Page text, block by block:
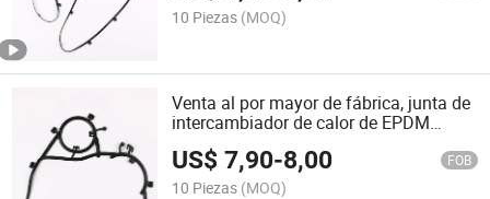
10 Piezas (MOQ)
Venta al por mayor de fábrica, junta de
intercambiador de calor de EPDM
duradera y práctica para alimentos
US$7,90-8,00 FOB
10 Piezas (MOQ)